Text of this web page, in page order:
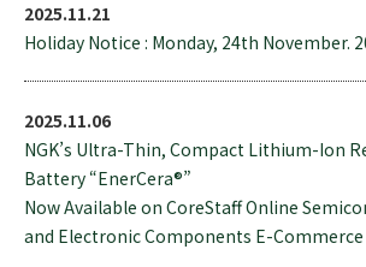
2025.11.21
Holiday Notice : Monday, 24th November.
2025.11.06
NGK’s Ultra-Thin, Compact Lithium-Ion
Battery “EnerCera®”
Now Available on CoreStaff Online
and Electronic Components E-Commerce